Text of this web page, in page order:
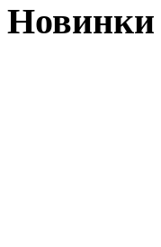
Новинки